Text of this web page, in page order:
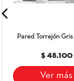
Pared Torrejón Gris
$ 48.100
Ver más